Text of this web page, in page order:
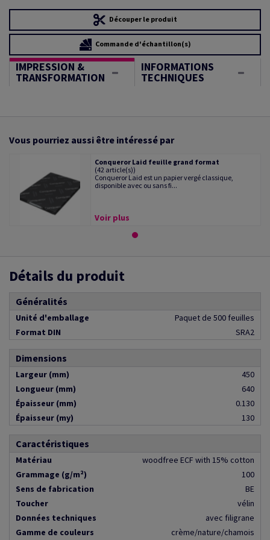
Découper le produit
Commande d'échantillon(s)
IMPRESSION &
TRANSFORMATION
INFORMATIONS
TECHNIQUES
Vous pourriez aussi être intéressé par
Conqueror Laid feuille grand format
(42 article(s))
Conqueror Laid est un papier vergé classique,
disponible avec ou sans fi...
Voir plus
Détails du produit
Généralités
Unité d'emballage
Paquet de 500 feuilles
Format DIN
SRA2
Dimensions
Largeur (mm)
450
Longueur (mm)
640
Épaisseur (mm)
0.130
Épaisseur (my)
130
Caractéristiques
Matériau
woodfree ECF with 15% cotton
Grammage (g/m²)
100
Sens de fabrication
BE
Toucher
vélin
Données techniques
avec filigrane
Gamme de couleurs
crème/nature/chamois